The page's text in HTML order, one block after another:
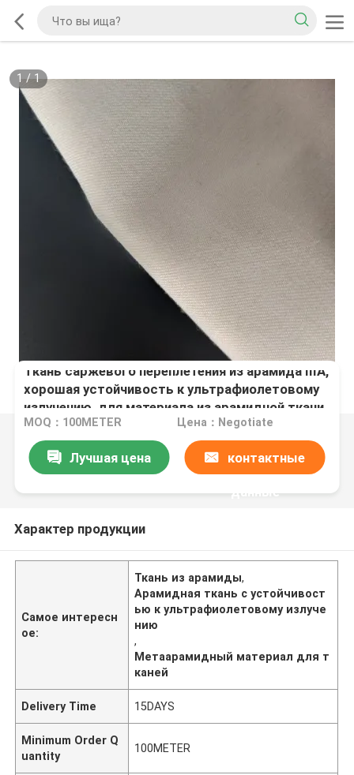
1/1
Ткань саржевого переплетения из арамида IIIA,
хорошая устойчивость к ультрафиолетовому
излучению, для материала из арамидной ткани
MOQ：100METER Цена：Negotiate
Лучшая цена контактные
данные
Характер продукции
Самое интересн
ое:
Ткань из арамиды,
Арамидная ткань с устойчивост
ью к ультрафиолетовому излуче
нию
,
Метаарамидный материал для т
каней
Delivery Time 15DAYS
Minimum Order Q
uantity
100METER